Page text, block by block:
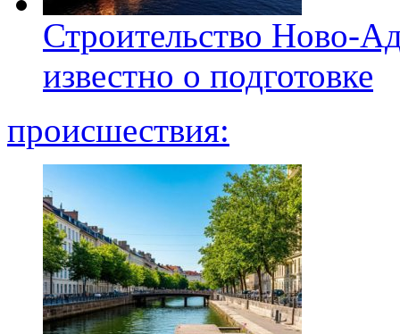
Строительство Ново-
известно о подготовке
происшествия: